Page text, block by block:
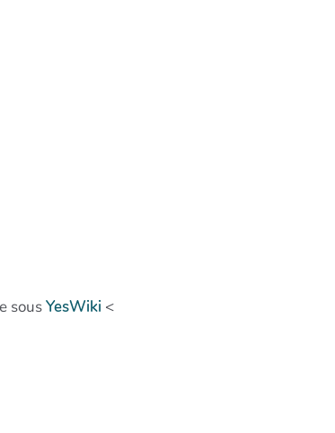
sousYesWiki <